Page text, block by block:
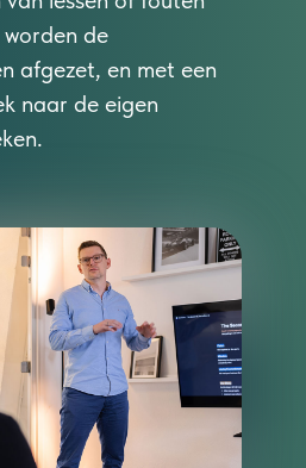
de
afgezet, en met een
naar de eigen